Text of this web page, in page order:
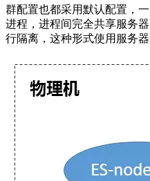
群配置也都采用默认配置，一
进程，进程间完全共享服务
行隔离，这种形式使用服务